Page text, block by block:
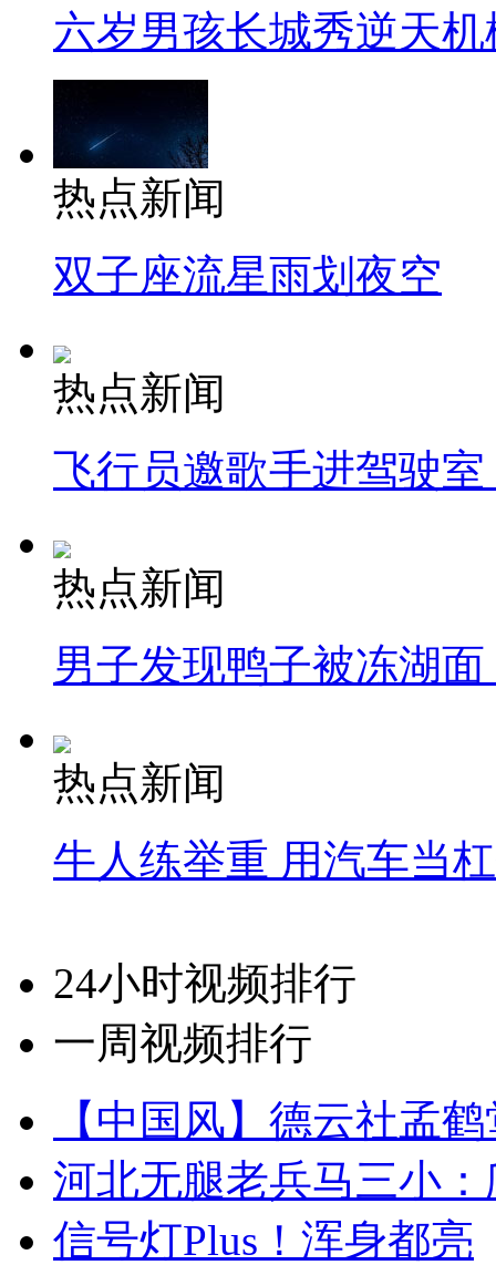
六岁男孩长城秀逆天机
热点新闻
双子座流星雨划夜空
热点新闻
飞行员邀歌手进驾驶
热点新闻
男子发现鸭子被冻湖
热点新闻
牛人练举重 用汽车当
24小时视频排行
一周视频排行
【中国风】德云社孟
河北无腿老兵马三小
信号灯Plus！浑身都亮